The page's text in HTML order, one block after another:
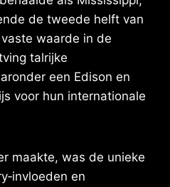
de tweede helft van
waarde in de
talrijke
een Edison en
voor hun internationale
maakte, was de unieke
en